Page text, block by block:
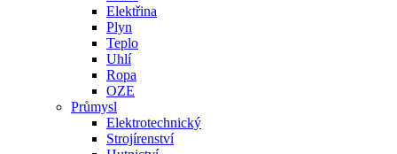
Elektřina
Plyn
Teplo
Uhlí
Ropa
OZE
Průmysl
Elektrotechnický
Strojírenství